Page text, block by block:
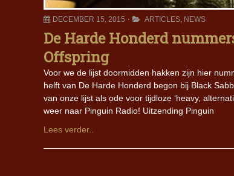
DECEMBER 15, 2015 ARTICLES NEWS
De Harde Honderd
Offspring
Voor we de lijst doormidden hakken zijn hier
helft van De Harde Honderd begon bij Black
van onze lijst als ode voor tijdloze ‘heavy,
weer naar Pinguin Radio! Uitzending Pinguin
Lees verder..